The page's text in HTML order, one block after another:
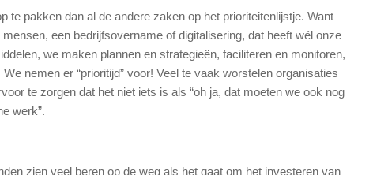
te pakken dan al de andere zaken op het prioriteitenlijstje. Want
een bedrijfsovername of digitalisering, dat heeft wél onze
we maken plannen en strategieën, faciliteren en monitoren,
nemen er “prioritijd” voor! Veel te vaak worstelen organisaties
te zorgen dat het niet iets is als “oh ja, dat moeten we ook nog
werk”.
zien veel beren op de weg als het gaat om het investeren van